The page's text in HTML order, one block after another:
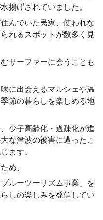
揚げされていました。
んでいた民家、使われな
れるスポットが数多く見
サーファーに会うことも
に出会えるマルシェや温
節の暮らしを楽しめる地
少子高齢化・過疎化が進
な津波の被害に遭ったこ
ます。
め、
ルーツーリズム事業」を
しの楽しみを発信してい